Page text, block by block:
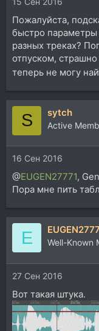
форме волны.
Колесо мыши -
перемещение
Посмотреть
=======
Vox-Deess
Пожалуйста,
быстро параметры
разных треках?
отпуском,
теперь не могу
S sytch
Active
16 Сен 2016
@EUGEN27771,
Пора мне пить
E Well-Known
27 Сен 2016
Вот такая штука.